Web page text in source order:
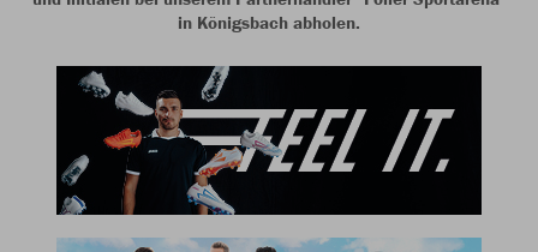
in Königsbach abholen.